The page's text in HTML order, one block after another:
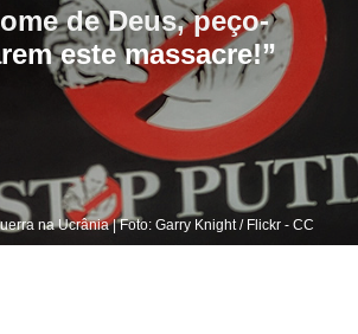
de Deus, peço-
este massacre!”
na Ucrânia | Foto: Garry Knight / Flickr - CC